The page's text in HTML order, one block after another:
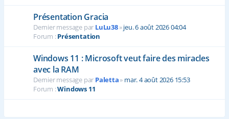
Présentation Gracia
Dernier message par LuLu38»jeu. 6 août 2026 04:04
Forum :Présentation
Windows 11 : Microsoft veut faire des miracles
avec la RAM
Dernier message par Paletta» mar. 4 août 2026 15:53
Forum :Windows 11